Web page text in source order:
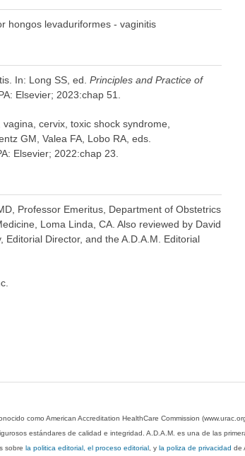
hongos levaduriformes - vaginitis
In: Long SS, ed. Principles and Practice of
Elsevier; 2023:chap 51.
cervix, toxic shock syndrome,
GM, Valea FA, Lobo RA, eds.
Elsevier; 2022:chap 23.
Professor Emeritus, Department of Obstetrics
Loma Linda, CA. Also reviewed by David
Director, and the A.D.A.M. Editorial
como American Accreditation HealthCare Commission
estándares de calidad e integridad. A.D.A.M. es una de las
sobrela politica editorial, el proceso editorial , yla poliza de privacidad de